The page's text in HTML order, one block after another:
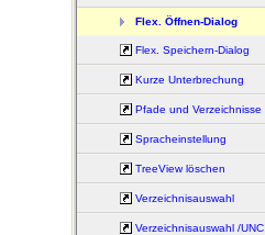
Flex. Öffnen-Dialog
Flex. Speichern-Dialog
Kurze Unterbrechung
Pfade und Verzeichnisse
Spracheinstellung
TreeView löschen
Verzeichnisauswahl
Verzeichnisauswahl /UNC